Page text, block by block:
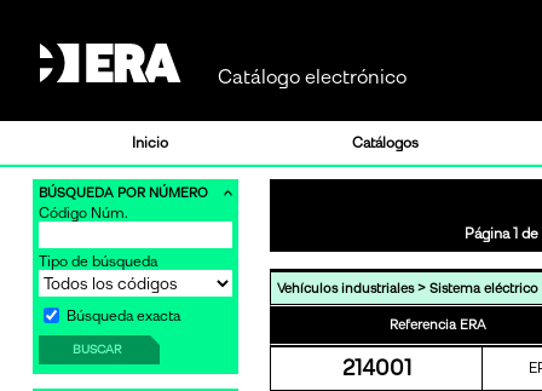
Catálogo electrónico
Inicio Catálogos
BÚSQUEDA POR NÚMERO
Código Núm.
Tipo de búsqueda
Búsqueda exacta
BUSCAR
Página 1 de
Vehículos industriales> Sistema eléctrico
Referencia ERA
214001